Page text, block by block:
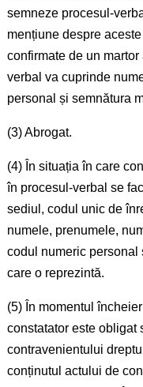
semneze procesul-
mențiune despre
confirmate de un
verbal va cuprinde
personal și semnătura
(3) Abrogat.
(4) În situația în care
în procesul-verbal se
sediul, codul unic de
numele, prenumele,
codul numeric
care o reprezintă.
(5) În momentul
constatator este obligat
contravenientului
conținutul actului de